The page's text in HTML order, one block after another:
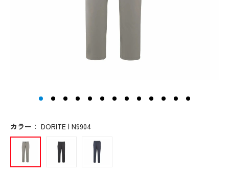
カラー ： DORITE | N9904